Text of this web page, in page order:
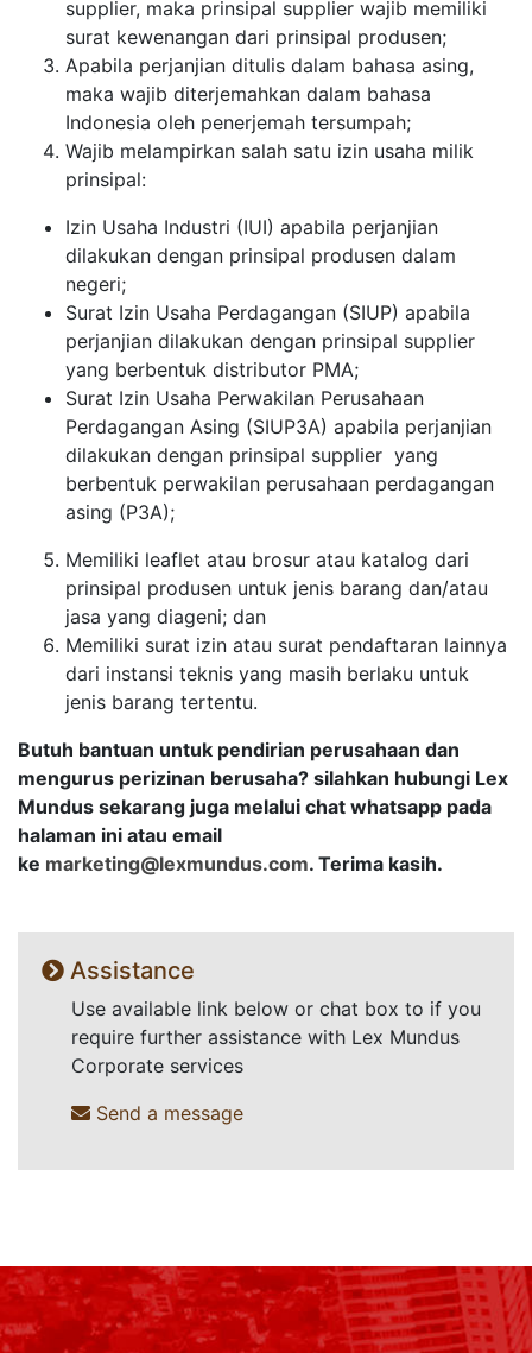
supplier, maka prinsipal supplier wajib memiliki
surat kewenangan dari prinsipal produsen;
Apabila perjanjian ditulis dalam bahasa asing,
maka wajib diterjemahkan dalam bahasa
Indonesia oleh penerjemah tersumpah;
Wajib melampirkan salah satu izin usaha milik
prinsipal:
Izin Usaha Industri (IUI) apabila perjanjian
dilakukan dengan prinsipal produsen dalam
negeri;
Surat Izin Usaha Perdagangan (SIUP) apabila
perjanjian dilakukan dengan prinsipal supplier
yang berbentuk distributor PMA;
Surat Izin Usaha Perwakilan Perusahaan
Perdagangan Asing (SIUP3A) apabila perjanjian
dilakukan dengan prinsipal supplier yang
berbentuk perwakilan perusahaan perdagangan
asing (P3A);
Memiliki leaflet atau brosur atau katalog dari
prinsipal produsen untuk jenis barang dan/atau
jasa yang diageni; dan
Memiliki surat izin atau surat pendaftaran lainnya
dari instansi teknis yang masih berlaku untuk
jenis barang tertentu.
Butuh bantuan untuk pendirian perusahaan dan
mengurus perizinan berusaha? silahkan hubungi Lex
Mundus sekarang juga melalui chat whatsapp pada
halaman ini atau email
ke marketing@lexmundus.com. Terima kasih.
Assistance
Use available link below or chat box to if you
require further assistance with Lex Mundus
Corporate services
Send a message